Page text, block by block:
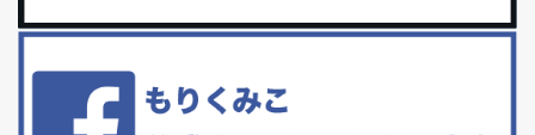
白髪・美容・免疫力、現代人に足りないのは海藻！
リーブオイルorごま油をたらす。&n...